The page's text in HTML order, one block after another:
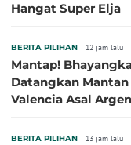
Hangat Super Elja
BERITA PILIHAN 12 jam lalu
Mantap!
Datangkan
Valencia Asal Argentina,
BERITA PILIHAN 13 jam lalu